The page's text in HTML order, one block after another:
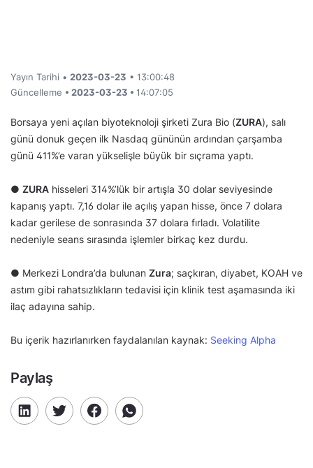
Yayın Tarihi • 2023-03-23 • 13:00:48
Güncelleme • 2023-03-23 • 14:07:05
Borsaya yeni açılan biyoteknoloji şirketi Zura Bio (ZURA), salı
günü donuk geçen ilk Nasdaq gününün ardından çarşamba
günü 411%’e varan yükselişle büyük bir sıçrama yaptı.
● ZURA hisseleri 314%’lük bir artışla 30 dolar seviyesinde
kapanış yaptı. 7,16 dolar ile açılış yapan hisse, önce 7 dolara
kadar gerilese de sonrasında 37 dolara fırladı. Volatilite
nedeniyle seans sırasında işlemler birkaç kez durdu.
● Merkezi Londra’da bulunan Zura; saçkıran, diyabet, KOAH ve
astım gibi rahatsızlıkların tedavisi için klinik test aşamasında iki
ilaç adayına sahip.
Bu içerik hazırlanırken faydalanılan kaynak: Seeking Alpha
Paylaş